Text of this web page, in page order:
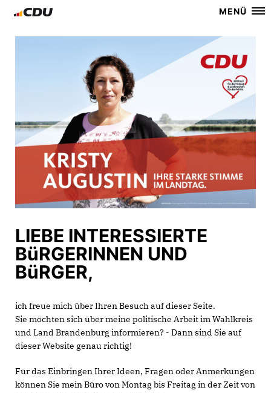
MENÜ
LIEBE INTERESSIERTE
BüRGERINNEN UND
BüRGER,
ich freue mich über Ihren Besuch auf dieser Seite.
Sie möchten sich über meine politische Arbeit im Wahlkreis
und Land Brandenburg informieren? - Dann sind Sie auf
dieser Website genau richtig!
Für das Einbringen Ihrer Ideen, Fragen oder Anmerkungen
können Sie mein Büro von Montag bis Freitag in der Zeit von